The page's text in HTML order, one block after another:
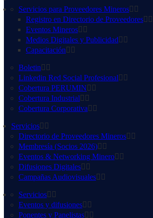
Servicios para Proveedores Mineros
Registro en Directorio de Proveedores
Eventos Mineros
Medios Digitales y Publicidad
Capacitación
Boletin
Linkedin Red Social Profesional
Cobertura PERUMIN
Cobertura Industrial
Cobertura Corporativa
Servicios
Directorio de Proveedores Mineros
Membresía (Socios 2026)
Eventos & Networking Minero
Difusiones Digitales
Campañas Audiovisuales
Servicios
Eventos y difusiones
Ponentes y Panelistas